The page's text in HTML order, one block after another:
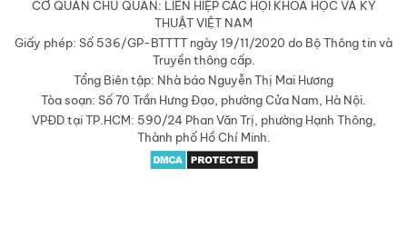
CƠ QUAN CHỦ QUẢN: LIÊN HIỆP CÁC HỘI KHOA HỌC VÀ KỸ
THUẬT VIỆT NAM
Giấy phép: Số 536/GP-BTTTT ngày 19/11/2020 do Bộ Thông tin và
Truyền thông cấp.
Tổng Biên tập: Nhà báo Nguyễn Thị Mai Hương
Tòa soạn: Số 70 Trần Hưng Đạo, phường Cửa Nam, Hà Nội.
VPĐD tại TP.HCM: 590/24 Phan Văn Trị, phường Hạnh Thông,
Thành phố Hồ Chí Minh.